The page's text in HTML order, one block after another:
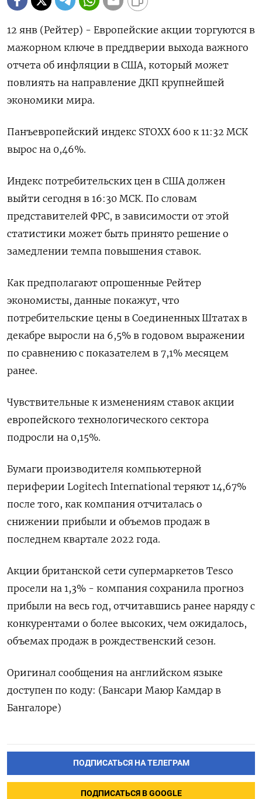
12 янв (Рейтер) - Европейские акции торгуются в
мажорном ключе в преддверии выхода важного
отчета об инфляции в США, который может
повлиять на направление ДКП крупнейшей
экономики мира.
Панъевропейский индекс STOXX 600 к 11:32 МСК
вырос на 0,46%.
Индекс потребительских цен в США должен
выйти сегодня в 16:30 МСК. По словам
представителей ФРС, в зависимости от этой
статистики может быть принято решение о
замедлении темпа повышения ставок.
Как предполагают опрошенные Рейтер
экономисты, данные покажут, что
потребительские цены в Соединенных Штатах в
декабре выросли на 6,5% в годовом выражении
по сравнению с показателем в 7,1% месяцем
ранее.
Чувствительные к изменениям ставок акции
европейского технологического сектора
подросли на 0,15%.
Бумаги производителя компьютерной
периферии Logitech International теряют 14,67%
после того, как компания отчиталась о
снижении прибыли и объемов продаж в
последнем квартале 2022 года.
Акции британской сети супермаркетов Tesco
просели на 1,3% - компания сохранила прогноз
прибыли на весь год, отчитавшись ранее наряду с
конкурентами о более высоких, чем ожидалось,
объемах продаж в рождественский сезон.
Оригинал сообщения на английском языке
доступен по коду: (Бансари Маюр Камдар в
Бангалоре)
ПОДПИСАТЬСЯ НА ТЕЛЕГРАМ
ПОДПИСАТЬСЯ В GOOGLE